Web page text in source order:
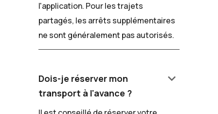
l'application. Pour les trajets
partagés, les arrêts supplémentaires
ne sont généralement pas autorisés.
Dois-je réserver mon
transport à l'avance ?
keyboard_arrow_down